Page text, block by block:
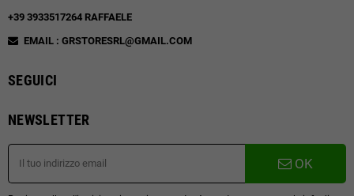
+39 3933517264 RAFFAELE
EMAIL : GRSTORESRL@GMAIL.COM
SEGUICI
NEWSLETTER
OK